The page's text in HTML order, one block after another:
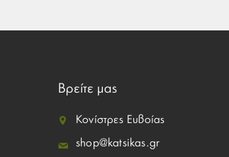
Βρείτε μας
Κονίστρες Ευβοίας
shop@katsikas.gr